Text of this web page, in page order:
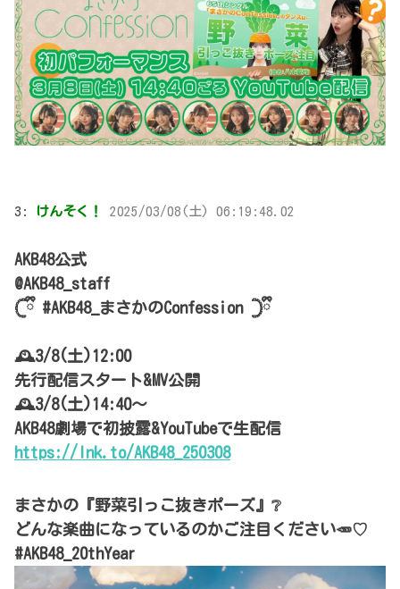
3: けんそく！ 2025/03/08(土) 06:19:48.02
AKB48公式
@AKB48_staff
𓊆ྀི #AKB48_まさかのConfession 𓊇ྀི
🕰3/8(土)12:00
先行配信スタート&MV公開
🕰3/8(土)14:40～
AKB48劇場で初披露&YouTubeで生配信
https://lnk.to/AKB48_250308
まさかの『野菜引っこ抜きポーズ』❔
どんな楽曲になっているのかご注目ください🥕♡
#AKB48_20thYear